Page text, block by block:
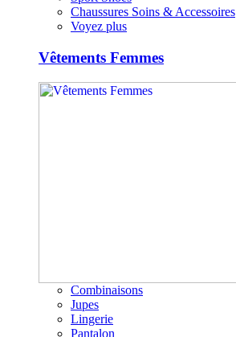
Chaussures Soins & Accessoires
Voyez plus
Vêtements Femmes
Combinaisons
Jupes
Lingerie
Pantalon